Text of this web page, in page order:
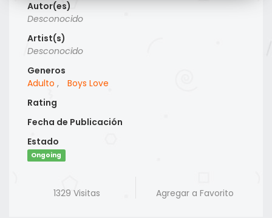
Autor(es)
Desconocido
Artist(s)
Desconocido
Generos
Adulto ,
Boys Love
Rating
Fecha de Publicación
Estado
Ongoing
1329 Visitas Agregar a Favorito